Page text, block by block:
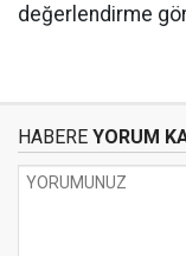
değerlendirme
HABERE YORUM